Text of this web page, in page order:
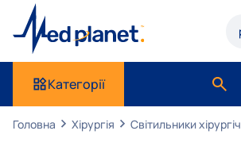
Категорії
Головна Хірургія Світильники